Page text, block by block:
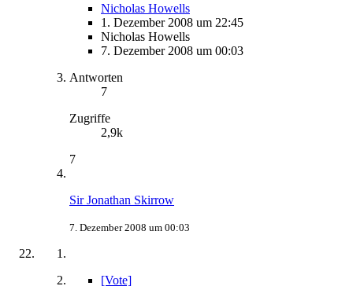
Nicholas Howells
1. Dezember 2008 um 22:45
Nicholas Howells
7. Dezember 2008 um 00:03
Antworten
7
Zugriffe
2,9k
7
Sir Jonathan Skirrow
7. Dezember 2008 um 00:03
[Vote]